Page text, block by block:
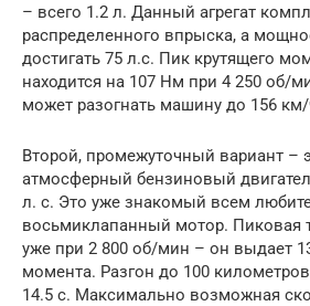
– всего 1.2 л. Данный агрегат
распределенного впрыска, а
достигать 75 л.с. Пик крутящего
находится на 107 Нм при 4 250 об/
может разогнать машину до 156
Второй, промежуточный вариант –
атмосферный бензиновый
л. с. Это уже знакомый всем
восьмиклапанный мотор. Пиковая
уже при 2 800 об/мин – он выдает
момента. Разгон до 100
14.5 с. Максимально возможная